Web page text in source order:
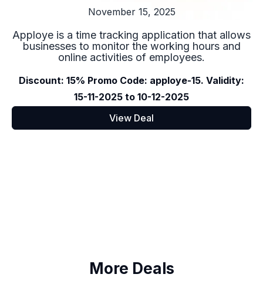
November 15, 2025
Apploye is a time tracking application that allows
businesses to monitor the working hours and
online activities of employees.
Discount: 15% Promo Code: apploye-15. Validity:
15-11-2025 to 10-12-2025
View Deal
More Deals